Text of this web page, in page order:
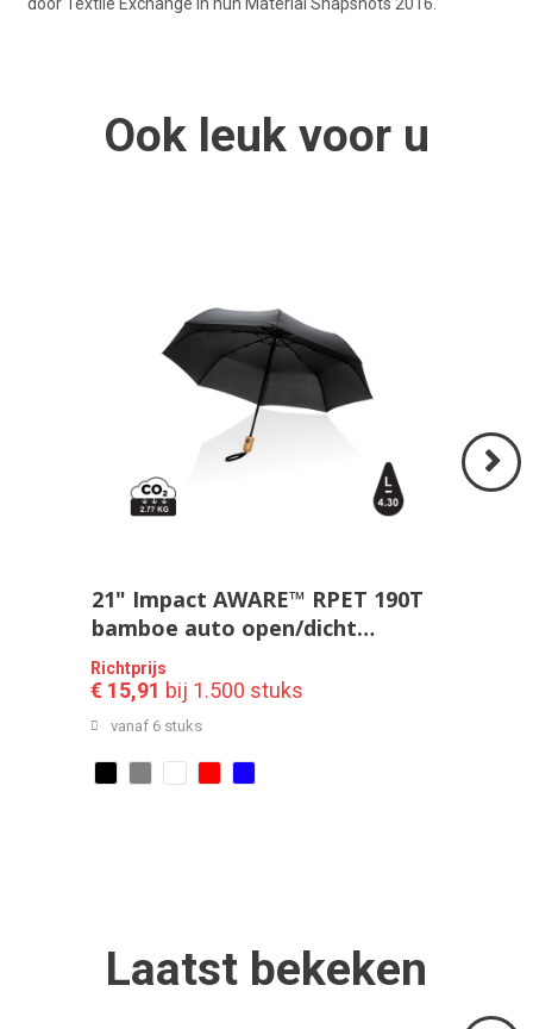
door Textile Exchange in hun Material Snapshots 2016.
Ook leuk voor u
21" Impact AWARE™ RPET 190T
bamboe auto open/dicht
paraplu
Richtprijs
€ 15,91 bij 1.500 stuks
vanaf 6 stuks
Laatst bekeken